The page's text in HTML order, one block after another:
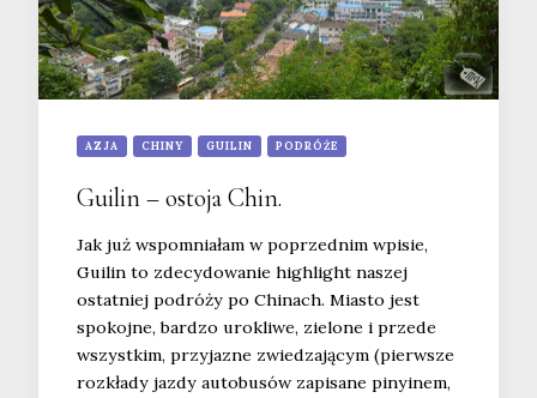
AZJA CHINY GUILIN PODRÓŻE
Guilin – ostoja Chin.
Jak już wspomniałam w poprzednim wpisie,
Guilin to zdecydowanie highlight naszej
ostatniej podróży po Chinach. Miasto jest
spokojne, bardzo urokliwe, zielone i przede
wszystkim, przyjazne zwiedzającym (pierwsze
rozkłady jazdy autobusów zapisane pinyinem,